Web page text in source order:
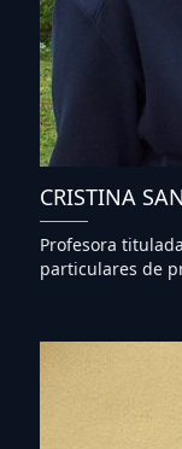
CRISTINA
Profesora
particulares de